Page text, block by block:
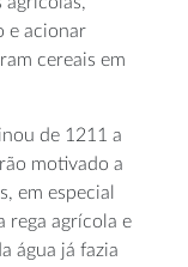
e acionar
cereais em
de 1211 a
motivado a
em especial
rega agrícola e
água já fazia